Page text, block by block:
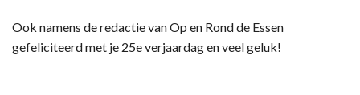
Ook namens de redactie van Op en Rond de Essen
gefeliciteerd met je 25e verjaardag en veel geluk!